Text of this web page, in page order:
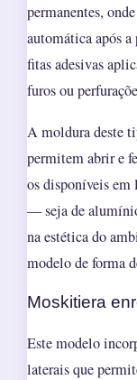
permanentes,
automática após a
fitas adesivas
furos ou
A moldura deste
permitem abrir e
os disponíveis em
— seja de
na estética do
modelo de forma
Moskitiera
Este modelo
laterais que